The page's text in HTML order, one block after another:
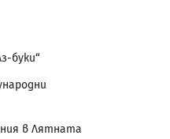
буки“
в Лятната